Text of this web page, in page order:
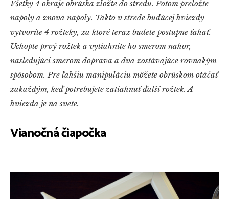
Všetky 4 okraje obrúska zložte do stredu. Potom preložte
napoly a znova napoly. Takto v strede budúcej hviezdy
vytvoríte 4 rožteky, za ktoré teraz budete postupne ťahať.
Uchopte prvý rožtek a vytiahnite ho smerom nahor,
nasledujúci smerom doprava a dva zostávajúce rovnakým
spôsobom. Pre ľahšiu manipuláciu môžete obrúskom otáčať
zakaždým, keď potrebujete zatiahnuť ďalší rožtek. A
hviezda je na svete.
Vianočná čiapočka